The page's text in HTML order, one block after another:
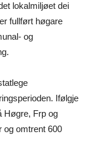
lokalmiljøet dei
fullført høgare
og
Ifølgje
Høgre, Frp og
og omtrent 600